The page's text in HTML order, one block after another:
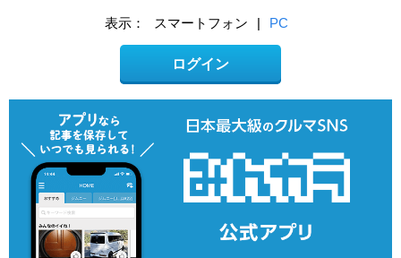
表示： スマートフォン | PC
ログイン